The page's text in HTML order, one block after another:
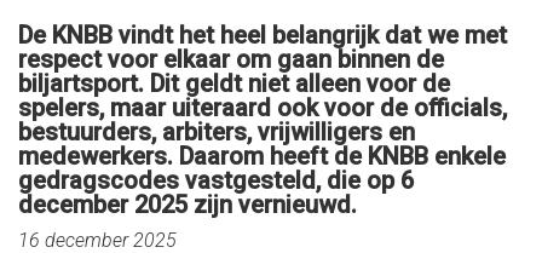
De KNBB vindt het heel belangrijk dat we met
respect voor elkaar om gaan binnen de
biljartsport. Dit geldt niet alleen voor de
spelers, maar uiteraard ook voor de officials,
bestuurders, arbiters, vrijwilligers en
medewerkers. Daarom heeft de KNBB enkele
gedragscodes vastgesteld, die op 6
december 2025 zijn vernieuwd.
16 december 2025